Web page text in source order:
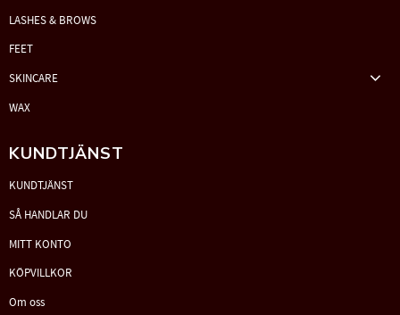
LASHES & BROWS
FEET
SKINCARE
WAX
KUNDTJÄNST
KUNDTJÄNST
SÅ HANDLAR DU
MITT KONTO
KÖPVILLKOR
Om oss